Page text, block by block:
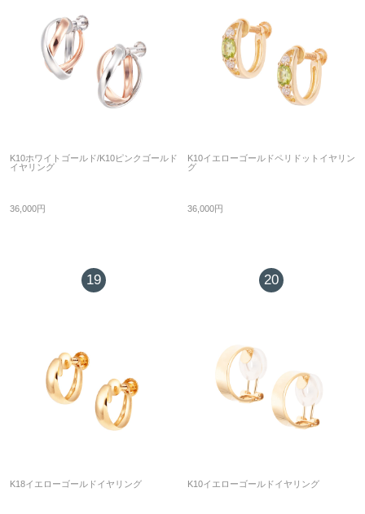
K10ホワイトゴールド/K10ピンクゴールド
イヤリング
36,000円
K10イエローゴールドペリドットイヤリン
グ
36,000円
19
K18イエローゴールドイヤリング
20
K10イエローゴールドイヤリング